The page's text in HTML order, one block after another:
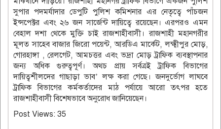
সুপার পদমর্যাদার ডেপুটি পুলিশ কমিশনার এর নেতৃত্বে পাঁচজন
ইন্সপেক্টর এবং ২৬ জন সার্জেন্ট দায়িত্বে রয়েছেন। এরপরও এমন
বেহাল দশা থেকে মুক্তি চাই রাজশাহীবাসী। রাজশাহী মহানগরীর
মূলত সাহেব বাজার জিরো পয়েন্ট, আরডিএ মার্কেট, লক্ষ্মীপুর মোড়,
গোরহাঙ্গা , রেলগেট, আমচত্তর এবং ভদ্রা মোড় ট্রাফিক ব্যবস্থাপনার
জন্য অধিক গুরুত্বপূর্ণ। অথচ প্রায় সর্বত্রই ট্রাফিক বিভাগের
দায়িত্বশীলদের গাছাড়া ভাব’ লক্ষ করা গেছে। জনদুর্ভোগ লাঘবে
ট্রাফিক বিভাগের কর্মকর্তাদের মাঠ পর্যায়ে আরো তৎপর হতে
রাজশাহীবাসী বিশেষভাবে অনুরোধ জানিয়েছেন।
Post Views: 35